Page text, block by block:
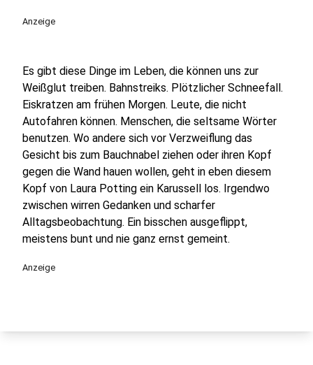
Anzeige
Es gibt diese Dinge im Leben, die können uns zur
Weißglut treiben. Bahnstreiks. Plötzlicher Schneefall.
Eiskratzen am frühen Morgen. Leute, die nicht
Autofahren können. Menschen, die seltsame Wörter
benutzen. Wo andere sich vor Verzweiflung das
Gesicht bis zum Bauchnabel ziehen oder ihren Kopf
gegen die Wand hauen wollen, geht in eben diesem
Kopf von Laura Potting ein Karussell los. Irgendwo
zwischen wirren Gedanken und scharfer
Alltagsbeobachtung. Ein bisschen ausgeflippt,
meistens bunt und nie ganz ernst gemeint.
Anzeige